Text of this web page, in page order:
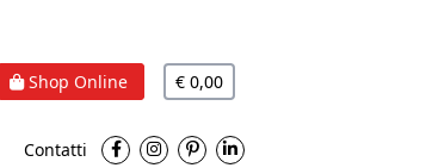
Shop Online € 0,00
Contatti